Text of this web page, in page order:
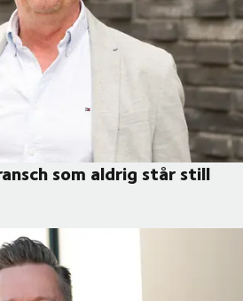
som aldrig står still
aldrig står still